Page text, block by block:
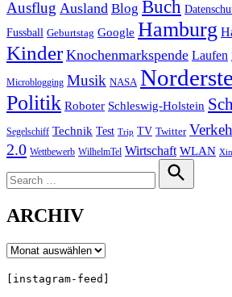
Ausflug Ausland Blog Buch
Fussball Geburtstag Google Hamburg
Kinder Knochenmarkspende Laufen
Microblogging Musik NASA
Politik Roboter Schleswig-Holstein
Segelschiff Technik Test Trip TV Twitter
2.0 Wettbewerb WilhelmTel Wirtschaft WLAN
for:
Search
ARCHIV
Archiv
[instagram-feed]